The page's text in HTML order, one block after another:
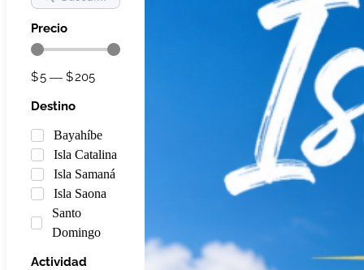
Precio
5 —
205
Destino
Bayahíbe
Isla Catalina
Isla Samaná
Isla Saona
Santo
Domingo
Actividad